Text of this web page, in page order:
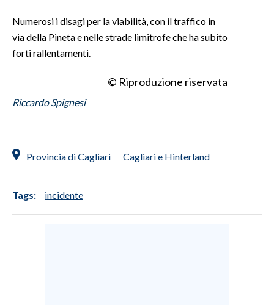
NOTIZIE
EVENTI
3 MINUTI CON
INFO AZIENDE
ANNUNCI
NECROLOGI
Numerosi i disagi per la viabilità, con il traffico in
via della Pineta e nelle strade limitrofe che ha subito
forti rallentamenti.
© Riproduzione riservata
Riccardo Spignesi
Provincia di Cagliari Cagliari e Hinterland
Tags: incidente